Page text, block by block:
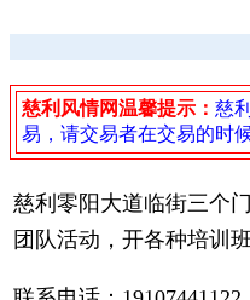
慈利风情网温馨提示： 慈
易，请交易者在交易的时
慈利零阳大道临街三个
团队活动，开各种培训